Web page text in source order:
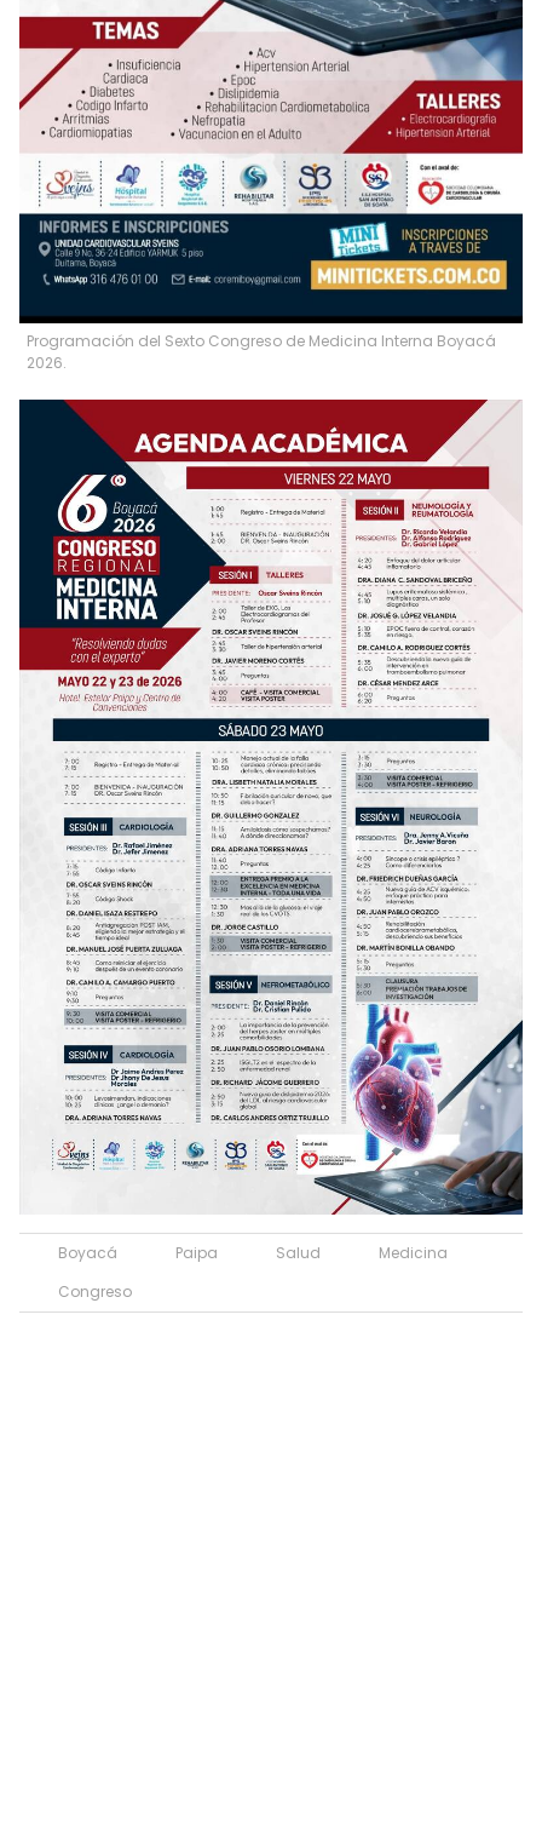
Programación del Sexto Congreso de Medicina Interna Boyacá
2026.
Boyacá Paipa Salud
Medicina
Congreso